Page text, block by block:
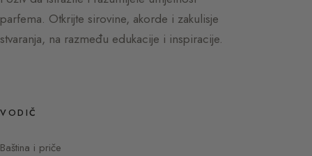
parfema. Otkrijte sirovine, akorde i zakulisje
stvaranja, na razmeđu edukacije i inspiracije.
VODIČ
Baština i priče